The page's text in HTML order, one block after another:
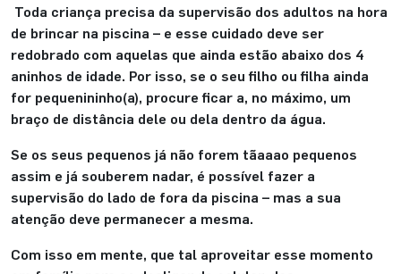
Toda criança precisa da supervisão dos adultos na hora
de brincar na piscina – e esse cuidado deve ser
redobrado com aquelas que ainda estão abaixo dos 4
aninhos de idade. Por isso, se o seu filho ou filha ainda
for pequenininho(a), procure ficar a, no máximo, um
braço de distância dele ou dela dentro da água.
Se os seus pequenos já não forem tãaaao pequenos
assim e já souberem nadar, é possível fazer a
supervisão do lado de fora da piscina – mas a sua
atenção deve permanecer a mesma.
Com isso em mente, que tal aproveitar esse momento